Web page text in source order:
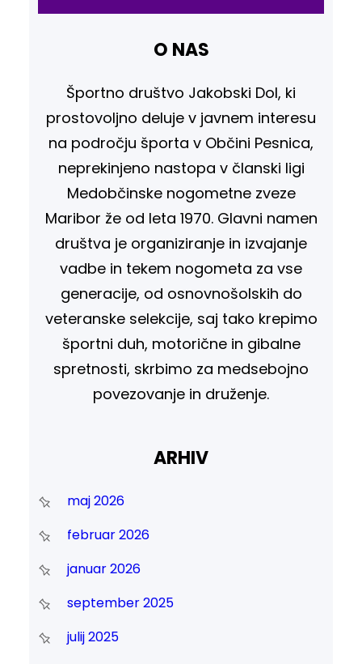
O NAS
Športno društvo Jakobski Dol, ki
prostovoljno deluje v javnem interesu
na področju športa v Občini Pesnica,
neprekinjeno nastopa v članski ligi
Medobčinske nogometne zveze
Maribor že od leta 1970. Glavni namen
društva je organiziranje in izvajanje
vadbe in tekem nogometa za vse
generacije, od osnovnošolskih do
veteranske selekcije, saj tako krepimo
športni duh, motorične in gibalne
spretnosti, skrbimo za medsebojno
povezovanje in druženje.
ARHIV
maj 2026
februar 2026
januar 2026
september 2025
julij 2025